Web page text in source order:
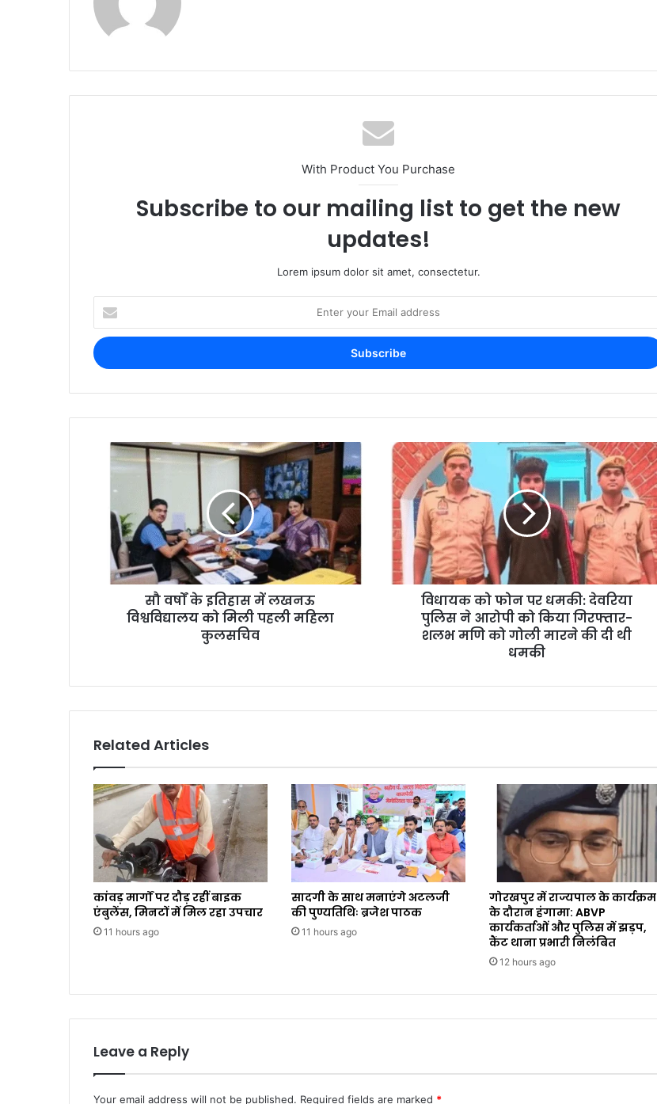
With Product You Purchase
Subscribe to our mailing list to get the new
updates!
Lorem ipsum dolor sit amet, consectetur.
सौ वर्षों के इतिहास में लखनऊ
विश्वविद्यालय को मिली पहली महिला
कुलसचिव
विधायक को फोन पर धमकी: देवरिया
पुलिस ने आरोपी को किया गिरफ्तार-
शलभ मणि को गोली मारने की दी थी
धमकी
Related Articles
कांवड़ मार्गों पर दौड़ रहीं बाइक
एंबुलेंस, मिनटों में मिल रहा उपचार
11 hours ago
सादगी के साथ मनाएंगे अटलजी
की पुण्यतिथिः ब्रजेश पाठक
11 hours ago
गोरखपुर में राज्यपाल के कार्यक्रम
के दौरान हंगामा: ABVP
कार्यकर्ताओं और पुलिस में झड़प,
कैंट थाना प्रभारी निलंबित
12 hours ago
Leave a Reply
Your email address will not be published. Required fields are marked *